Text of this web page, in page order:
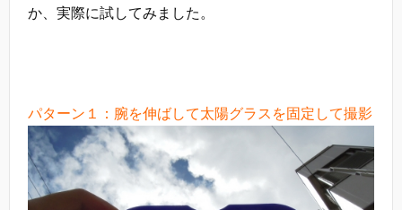
か、実際に試してみました。
パターン１：腕を伸ばして太陽グラスを固定して撮影